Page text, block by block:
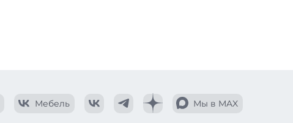
Мебель Мы в MAX